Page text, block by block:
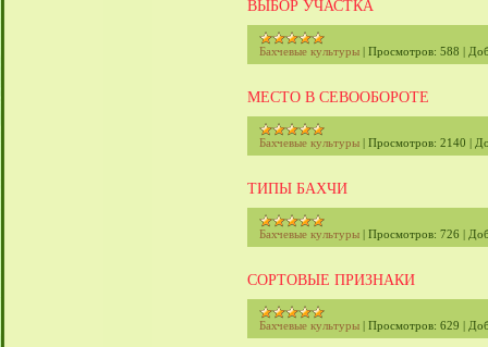
ВЫБОР УЧАСТКА
Бахчевые культуры | Просмотров: 588 |
МЕСТО В СЕВООБОРОТЕ
Бахчевые культуры | Просмотров: 2140 |
ТИПЫ БАХЧИ
Бахчевые культуры | Просмотров: 726 |
СОРТОВЫЕ ПРИЗНАКИ
Бахчевые культуры | Просмотров: 629 |